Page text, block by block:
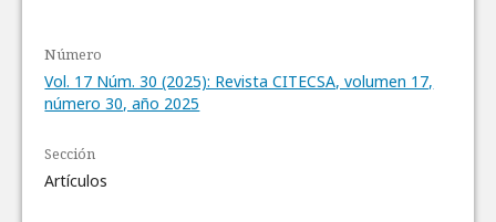
Número
Vol. 17 Núm. 30 (2025): Revista CITECSA, volumen 17,
número 30, año 2025
Sección
Artículos